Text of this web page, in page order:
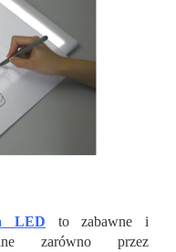
LED to zabawne i
zarówno przez